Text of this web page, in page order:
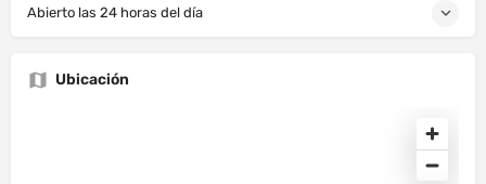
Abierto las 24 horas del día
Ubicación